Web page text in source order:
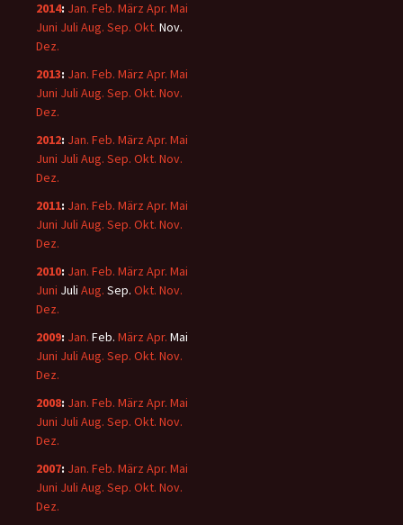
2014: Jan. Feb. März Apr. Mai
Juni Juli Aug. Sep. Okt. Nov.
Dez.
2013: Jan. Feb. März Apr. Mai
Juni Juli Aug. Sep. Okt. Nov.
Dez.
2012: Jan. Feb. März Apr. Mai
Juni Juli Aug. Sep. Okt. Nov.
Dez.
2011: Jan. Feb. März Apr. Mai
Juni Juli Aug. Sep. Okt. Nov.
Dez.
2010: Jan. Feb. März Apr. Mai
Juni Juli Aug. Sep. Okt. Nov.
Dez.
2009: Jan. Feb. März Apr. Mai
Juni Juli Aug. Sep. Okt. Nov.
Dez.
2008: Jan. Feb. März Apr. Mai
Juni Juli Aug. Sep. Okt. Nov.
Dez.
2007: Jan. Feb. März Apr. Mai
Juni Juli Aug. Sep. Okt. Nov.
Dez.